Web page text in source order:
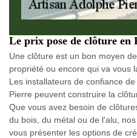
Le prix pose de clôture en
Une clôture est un bon moyen
propriété ou encore qui va vous
Les installateurs de confiance
Pierre peuvent construire la
Que vous avez besoin de
du bois, du métal ou de l'alu,
vous présenter les options de